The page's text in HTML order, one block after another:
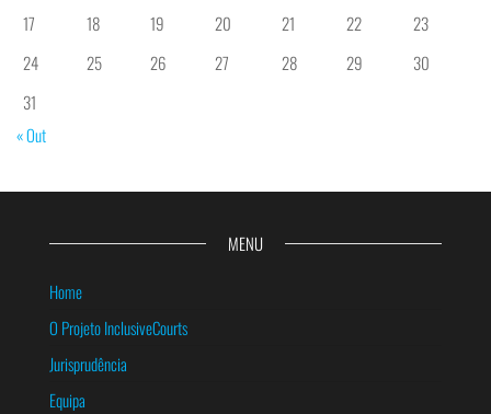
17
18 19 20 21 22
23
24
25 26 27 28 29
30
31
« Out
MENU
Home
O Projeto InclusiveCourts
Jurisprudência
Equipa